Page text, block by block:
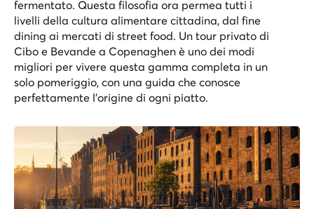
fermentato. Questa filosofia ora permea tutti i
livelli della cultura alimentare cittadina, dal fine
dining ai mercati di street food. Un tour privato di
Cibo e Bevande a Copenaghen è uno dei modi
migliori per vivere questa gamma completa in un
solo pomeriggio, con una guida che conosce
perfettamente l’origine di ogni piatto.